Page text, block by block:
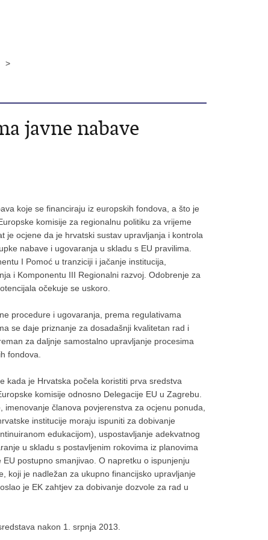
>
javne nabave
koje se financiraju iz europskih fondova, a što je
komisije za regionalnu politiku za vrijeme
je ocjene da je hrvatski sustav upravljanja i kontrola
nabave i ugovaranja u skladu s EU pravilima.
I Pomoć u tranziciji i jačanje institucija,
i Komponentu III Regionalni razvoj. Odobrenje za
očekuje se uskoro.
procedure i ugovaranja, prema regulativama
se daje priznanje za dosadašnji kvalitetan rad i
za daljnje samostalno upravljanje procesima
fondova.
kada je Hrvatska počela koristiti prva sredstva
komisije odnosno Delegacije EU u Zagrebu.
članova povjerenstva za ocjenu ponuda,
institucije moraju ispuniti za dobivanje
edukacijom), uspostavljanje adekvatnog
u skladu s postavljenim rokovima iz planovima
postupno smanjivao. O napretku o ispunjenju
koji je nadležan za ukupno financijsko upravljanje
je EK zahtjev za dobivanje dozvole za rad u
nakon 1. srpnja 2013.